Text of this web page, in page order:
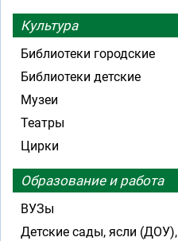
Культура
Библиотеки городские
Библиотеки детские
Музеи
Театры
Цирки
Образование и работа
ВУЗы
Детские сады, ясли (ДОУ),